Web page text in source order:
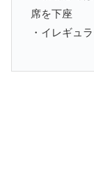
席を下座
・イレギュ